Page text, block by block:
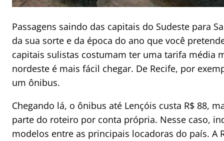
Passagens saindo das capitais do Sudeste para
da sua sorte e da época do ano que você
capitais sulistas costumam ter uma tarifa média
nordeste é mais fácil chegar. De Recife, por
um ônibus.
Chegando lá, o ônibus até Lençóis custa R$ 88,
parte do roteiro por conta própria. Nesse caso,
modelos entre as principais locadoras do país. A